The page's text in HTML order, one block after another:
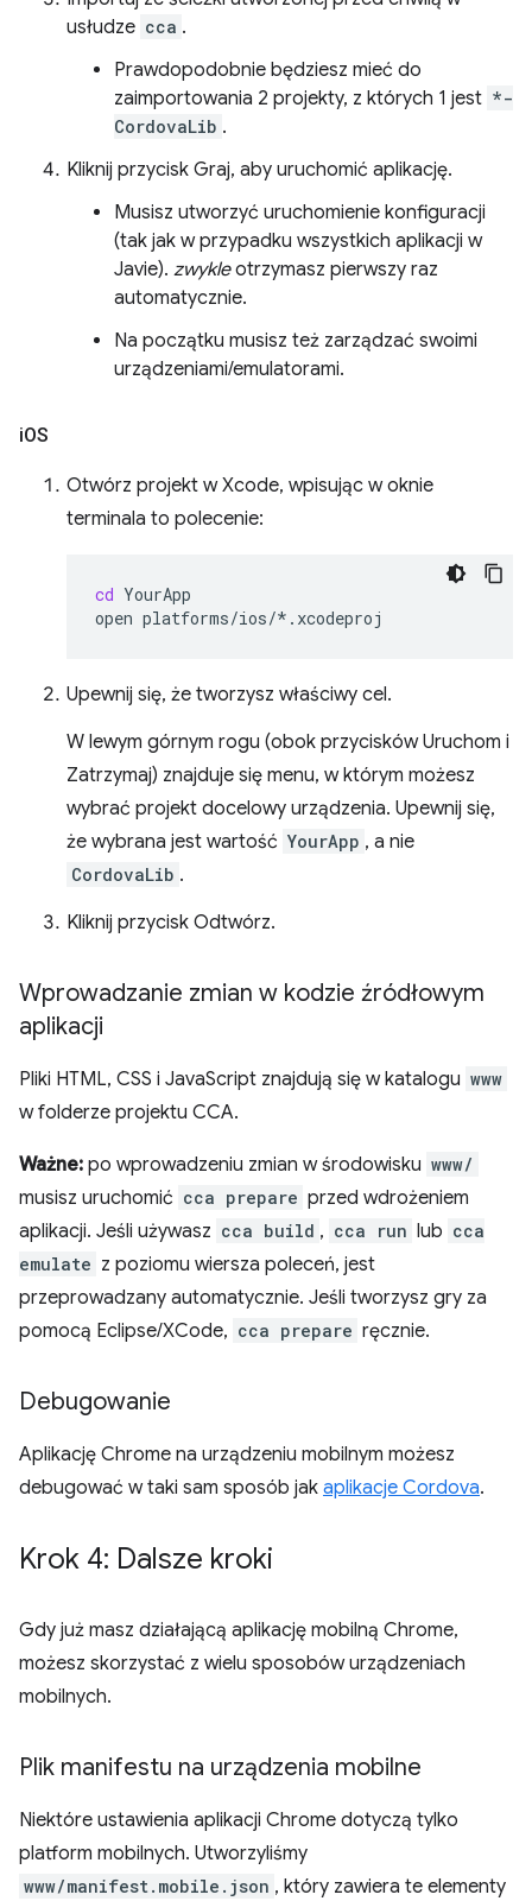
usłudze cca .
Prawdopodobnie będziesz mieć do
zaimportowania 2 projekty, z których 1 jest *-
CordovaLib .
Kliknij przycisk Graj, aby uruchomić aplikację.
Musisz utworzyć uruchomienie konfiguracji
(tak jak w przypadku wszystkich aplikacji w
Javie). zwykleotrzymasz pierwszy raz
automatycznie.
Na początku musisz też zarządzać swoimi
urządzeniami/emulatorami.
iOS
Otwórz projekt w Xcode, wpisując w oknie
terminala to polecenie:
cd YourApp
open
Upewnij się, że tworzysz właściwy cel.
W lewym górnym rogu (obok przycisków Uruchom i
Zatrzymaj) znajduje się menu, w którym możesz
wybrać projekt docelowy urządzenia. Upewnij się,
że wybrana jest wartość YourApp , a nie
CordovaLib .
Kliknij przycisk Odtwórz.
Wprowadzanie zmian w kodzie źródłowym
aplikacji
Pliki HTML, CSS i JavaScript znajdują się w katalogu www
w folderze projektu CCA.
Ważne: po wprowadzeniu zmian w środowisku www/
musisz uruchomić cca prepare przed wdrożeniem
aplikacji. Jeśli używasz cca build , cca run lub cca
emulate z poziomu wiersza poleceń, jest
przeprowadzany automatycznie. Jeśli tworzysz gry za
pomocą Eclipse/XCode, cca prepare ręcznie.
Debugowanie
Aplikację Chrome na urządzeniu mobilnym możesz
debugować w taki sam sposób jak aplikacje Cordova.
Krok 4: Dalsze kroki
Gdy już masz działającą aplikację mobilną Chrome,
możesz skorzystać z wielu sposobów urządzeniach
mobilnych.
Plik manifestu na urządzenia mobilne
Niektóre ustawienia aplikacji Chrome dotyczą tylko
platform mobilnych. Utworzyliśmy
www/manifest.mobile.json , który zawiera te elementy